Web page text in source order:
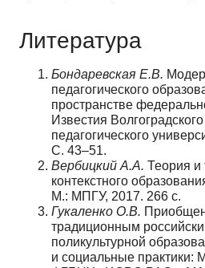
Литература
Бондаревская Е.В.
педагогического
пространстве
Известия
педагогического
С. 43–51.
Вербицкий А.А. Теория и
контекстного
М.: МПГУ, 2017. 266 с.
Гукаленко О.В.
традиционным
поликультурной
и социальные практики: